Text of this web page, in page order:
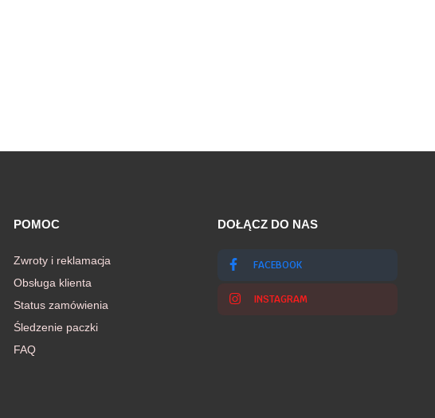
POMOC
Zwroty i reklamacja
Obsługa klienta
Status zamówienia
Śledzenie paczki
FAQ
DOŁĄCZ DO NAS
FACEBOOK
INSTAGRAM